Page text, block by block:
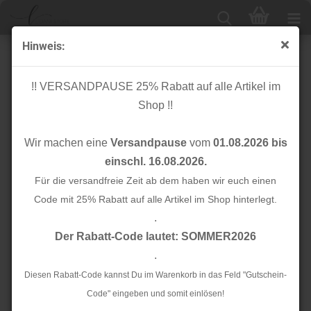
Hinweis:
!! VERSANDPAUSE 25% Rabatt auf alle Artikel im
Shop !!
Wir machen eine Versandpausevom 01.08.2026 bis
einschl. 16.08.2026.
Für die versandfreie Zeit ab dem haben wir euch einen
Code mit 25% Rabatt auf alle Artikel im Shop hinterlegt.
.
Der Rabatt-Code lautet: SOMMER2026
.
Diesen Rabatt-Code kannst Du im Warenkorb in das Feld "Gutschein-
Code" eingeben und somit einlösen!
Näh - und Markierhilfen
1
Maschinennadeln -
Maschinennadeln -